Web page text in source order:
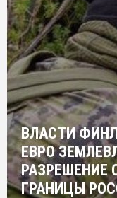
ВЛАСТИ
ЕВРО
РАЗРЕШЕНИЕ
ГРАНИЦЫ